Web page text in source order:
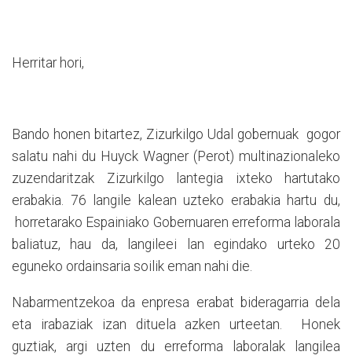
Herritar hori,
Bando honen bitartez, Zizurkilgo Udal gobernuak gogor
salatu nahi du Huyck Wagner (Perot) multinazionaleko
zuzendaritzak Zizurkilgo lantegia ixteko hartutako
erabakia. 76 langile kalean uzteko erabakia hartu du,
horretarako Espainiako Gobernuaren erreforma laborala
baliatuz, hau da, langileei lan egindako urteko 20
eguneko ordainsaria soilik eman nahi die.
Nabarmentzekoa da enpresa erabat bideragarria dela
eta irabaziak izan dituela azken urteetan.
Honek
guztiak, argi uzten du erreforma laboralak langilea